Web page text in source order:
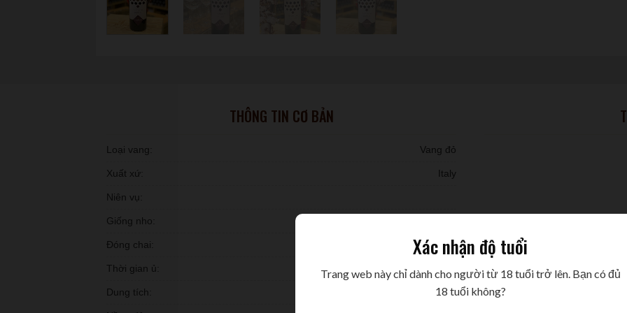
THÔNG TIN CƠ BẢN
Loại vang: Vang đỏ
Xuất xứ: Italy
Niên vụ:
Giống nho:
Đóng chai: Nhập khẩu
Thời gian ủ:
Dung tích: 750ml
Xác nhận độ tuổi
Trang web này chỉ dành cho người từ 18 tuổi trở lên. Bạn có đủ
18 tuổi không?